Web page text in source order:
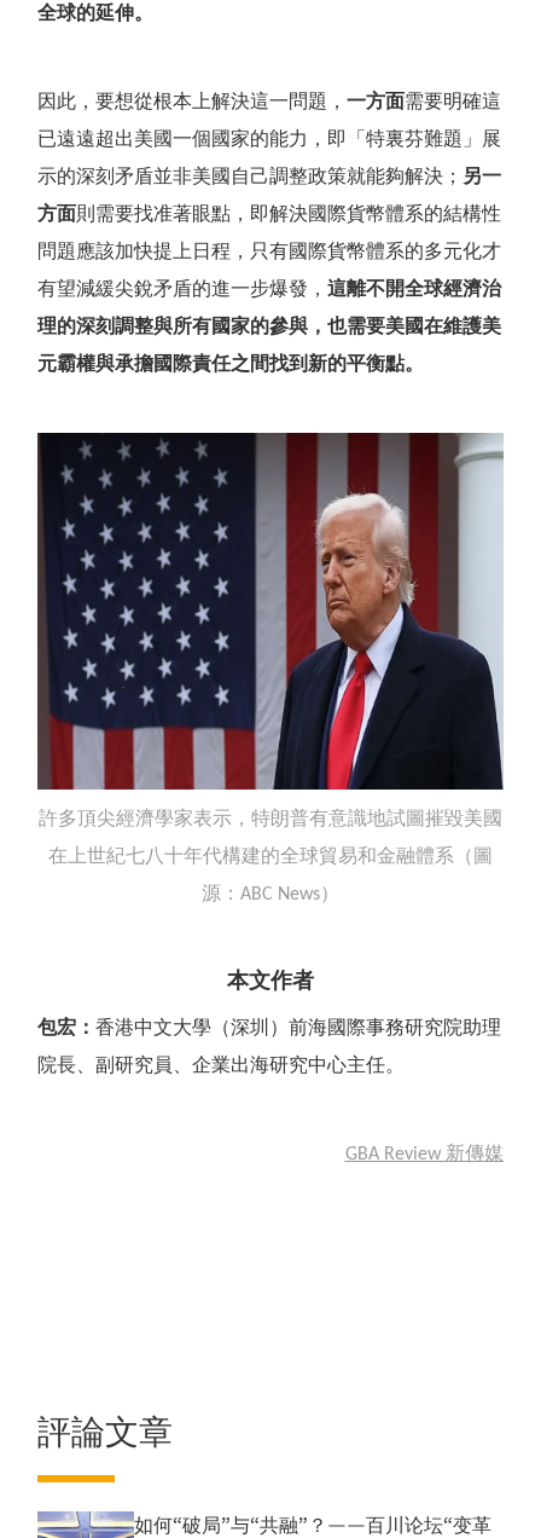
全球的延伸。
因此，要想從根本上解決這一問題，一方面需要明確這
已遠遠超出美國一個國家的能力，即
「特裏芬難題 」
展
示的深刻矛盾並非美國自己調整政策就能夠解決； 另一
方面則需要找准著眼點，即解決國際貨幣體系的結構性
問題應該加快提上日程，只有國際貨幣體系的多元化才
有望減緩尖銳矛盾的進一步爆發，這離不開全球經濟治
理的深刻調整與所有國家的參與，也需要美國在維護美
元霸權與承擔國際責任之間找到新的平衡點。
許多頂尖經濟學家表示，特朗普有意識地試圖摧毀美國
在上世紀七八十年代構建的全球貿易和金融體系（圖
源： ABC News）
本文作者
包宏：香港中文大學（深圳）前海國際事務研究院助理
院長、副研究員、企業出海研究中心主任。
GBA Review 新傳媒
評論文章
如何“破局”与“共融”？——百川论坛“变革